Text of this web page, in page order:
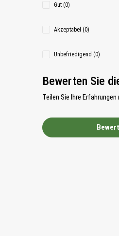
Gut (0)
Akzeptabel (0)
Unbefriedigend (0)
Bewerten Sie
Teilen Sie Ihre